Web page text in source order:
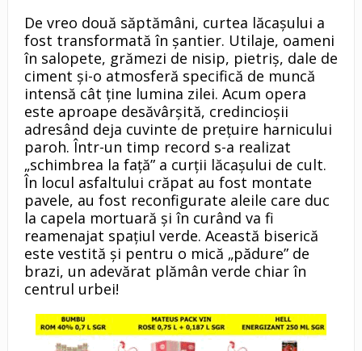
De vreo două săptămâni, curtea lăcaşului a
fost transformată în şantier. Utilaje, oameni
în salopete, grămezi de nisip, pietriş, dale de
ciment şi-o atmosferă specifică de muncă
intensă cât ţine lumina zilei. Acum opera
este aproape desăvârşită, credincioşii
adresând deja cuvinte de preţuire harnicului
paroh. Într-un timp record s-a realizat
„schimbrea la faţă” a curţii lăcaşului de cult.
În locul asfaltului crăpat au fost montate
pavele, au fost reconfigurate aleile care duc
la capela mortuară şi în curând va fi
reamenajat spaţiul verde. Această biserică
este vestită şi pentru o mică „pădure” de
brazi, un adevărat plămân verde chiar în
centrul urbei!